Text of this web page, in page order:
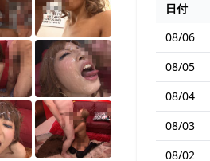
日付
08/06
08/05
08/04
08/03
08/02